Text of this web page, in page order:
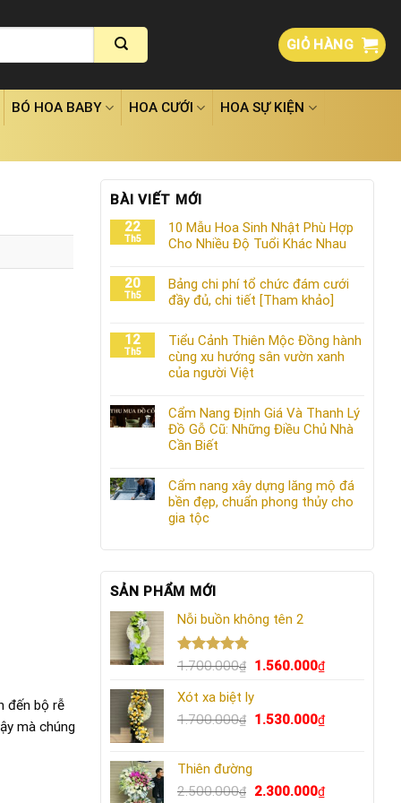
GIỎ HÀNG
BÓ HOA BABY HOA CƯỚI HOA SỰ KIỆN
đến bộ rễ
mà chúng
BÀI VIẾT MỚI
22
Th5
10 Mẫu Hoa Sinh Nhật Phù Hợp
Cho Nhiều Độ Tuổi Khác Nhau
20
Th5
Bảng chi phí tổ chức đám cưới
đầy đủ, chi tiết [Tham khảo]
12
Th5
Tiểu Cảnh Thiên Mộc Đồng hành
cùng xu hướng sân vườn xanh
của người Việt
Cẩm Nang Định Giá Và Thanh Lý
Đồ Gỗ Cũ: Những Điều Chủ Nhà
Cần Biết
Cẩm nang xây dựng lăng mộ đá
bền đẹp, chuẩn phong thủy cho
gia tộc
SẢN PHẨM MỚI
Nỗi buồn không tên 2
Được xếp
5 sao
1.700.000₫
Giá
là:
1.700.000₫.
1.560.000₫Giá
là:
Xót xa biệt ly
1.700.000₫
Giá
1.530.000₫Giá
1.530.000₫.
Thiên đường
2.500.000₫
Giá
2.300.000₫Giá